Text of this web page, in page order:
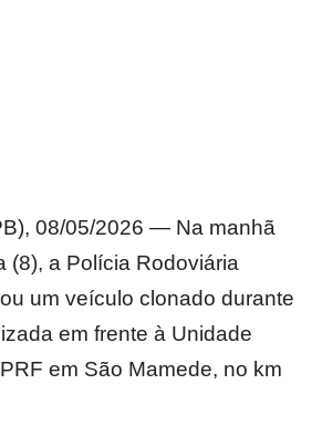
08/05/2026 — Na manhã
(8), a Polícia Rodoviária
um veículo clonado durante
em frente à Unidade
em São Mamede, no km